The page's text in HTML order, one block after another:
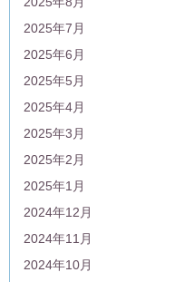
2025年7月
2025年6月
2025年5月
2025年4月
2025年3月
2025年2月
2025年1月
2024年12月
2024年11月
2024年10月